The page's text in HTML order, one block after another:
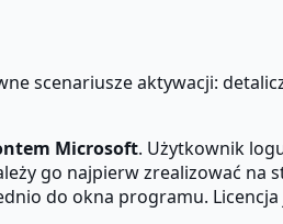
scenariusze aktywacji:
Microsoft. Użytkownik
go najpierw zrealizować
do okna programu.